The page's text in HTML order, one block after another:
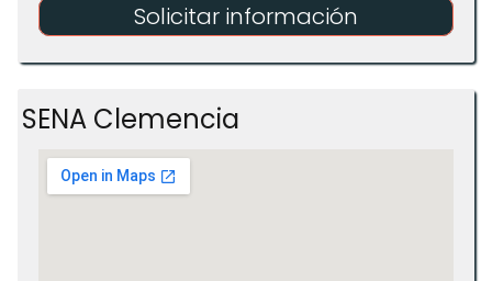
Solicitar información
SENA Clemencia